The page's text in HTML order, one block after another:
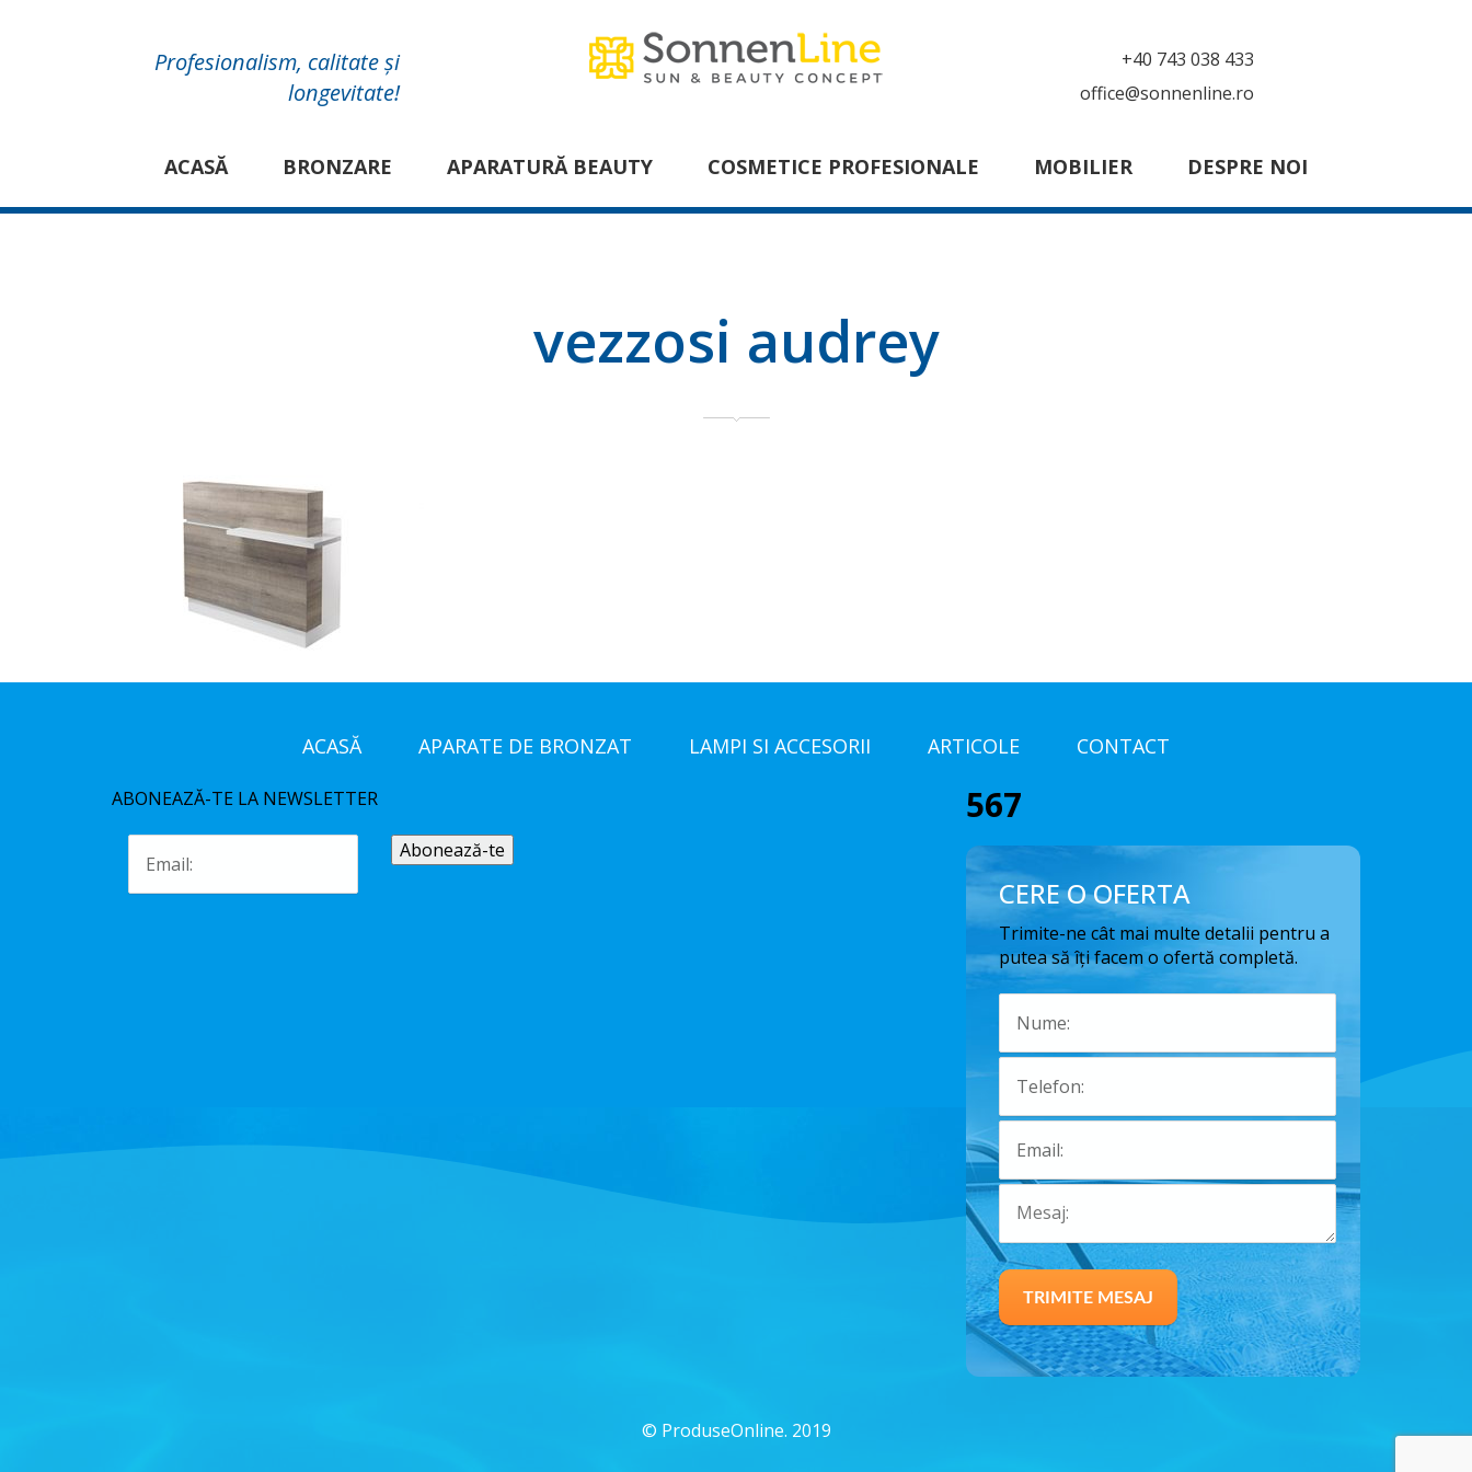
Profesionalism, calitate și
longevitate!
+40 743 038 433
office@sonnenline.ro
ACASĂ BRONZARE APARATURĂ BEAUTY COSMETICE PROFESIONALE MOBILIER DESPRE NOI
vezzosi audrey
ACASĂ APARATE DE BRONZAT LAMPI SI ACCESORII ARTICOLE CONTACT
ABONEAZĂ-TE LA NEWSLETTER 567
CERE O OFERTA
Trimite-ne cât mai multe detalii pentru a
putea să îți facem o ofertă completă.
© ProduseOnline. 2019